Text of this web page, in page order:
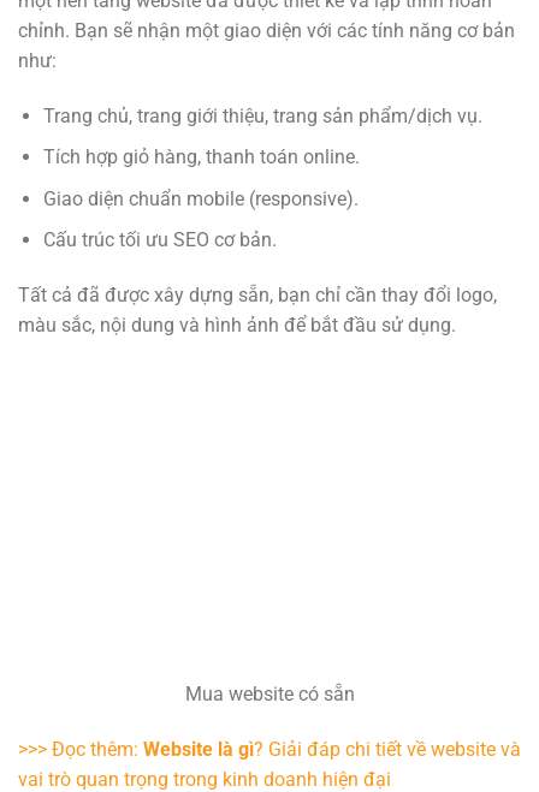
chỉnh. Bạn sẽ nhận một giao diện với các tính năng cơ bản
như:
Trang chủ, trang giới thiệu, trang sản phẩm/dịch vụ.
Tích hợp giỏ hàng, thanh toán online.
Giao diện chuẩn mobile (responsive).
Cấu trúc tối ưu SEO cơ bản.
Tất cả đã được xây dựng sẵn, bạn chỉ cần thay đổi logo,
màu sắc, nội dung và hình ảnh để bắt đầu sử dụng.
Mua website có sẵn
>>> Đọc thêm: Website là gì? Giải đáp chi tiết về website và
vai trò quan trọng trong kinh doanh hiện đại